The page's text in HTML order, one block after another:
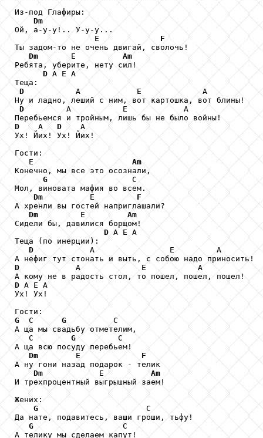
Из-под Глафиры:
Dm
Ой, а-у-у!.. У-у-у...
                 Е
F
Ты задом-то не очень двигай, сволочь!
Dm
       Е
Am
Ребята, уберите, нету сил!
D А Е А
Теща:
D
           А            Е             А
Ну и ладно, леший с ним, вот картошка, вот блины!
D
         А           Е            А
D
    А
D
    А
Ух! Йих! Ух! Йих!
Гости:
   Е
Am
Конечно, мы все это осознали,
G
                  С
Мол, виновата мафия во всем.
Dm
          Е
F
А хренли вы гостей наприглашали?
Dm
         Е
Am
Сидели бы, давилися борщом!
D А Е А
Теща (по инерции):
D
            А                Е         А
D
            А             Е           А
D А Е А
Ух! Ух!
G
  С
G
          С
А ща мы свадьбу отметелим,
   С
G
         С
А ща всю посуду перебьем!
Dm
        Е
F
А ну гони назад подарок - телик
Dm
            Е
Am
И трехпроцентный выгрышный заем!
Жених:
G
                       С
Да нате, подавитесь, ваши гроши, тьфу!
G
                   С
А телику мы сделаем капут!